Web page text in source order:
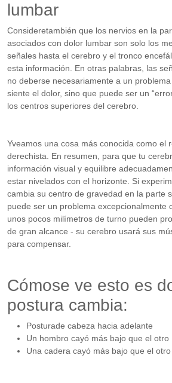
lumbar
Consideretambién que los nervios en la
asociados con dolor lumbar son solo los
señales hasta el cerebro y el tronco
esta información. En otras palabras, las
no deberse necesariamente a un
siente el dolor, sino que puede ser un
los centros superiores del cerebro.
Yveamos una cosa más conocida como el
derechista. En resumen, para que tu
información visual y equilibre
estar nivelados con el horizonte. Si
cambia su centro de gravedad en la parte
puede ser un problema excepcionalmente
unos pocos milímetros de turno pueden
de gran alcance - su cerebro usará sus
para compensar.
Cómose ve esto es
postura cambia:
Posturade cabeza hacia adelante
Un hombro cayó más bajo que el otro
Una cadera cayó más bajo que el